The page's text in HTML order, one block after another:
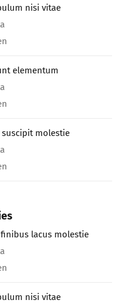
nisi vitae
elementum
molestie
lacus molestie
nisi vitae